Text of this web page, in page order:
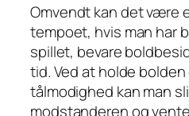
Omvendt kan det være
tempoet, hvis man har
spillet, bevare
tid. Ved at holde
tålmodighed kan man
modstanderen og